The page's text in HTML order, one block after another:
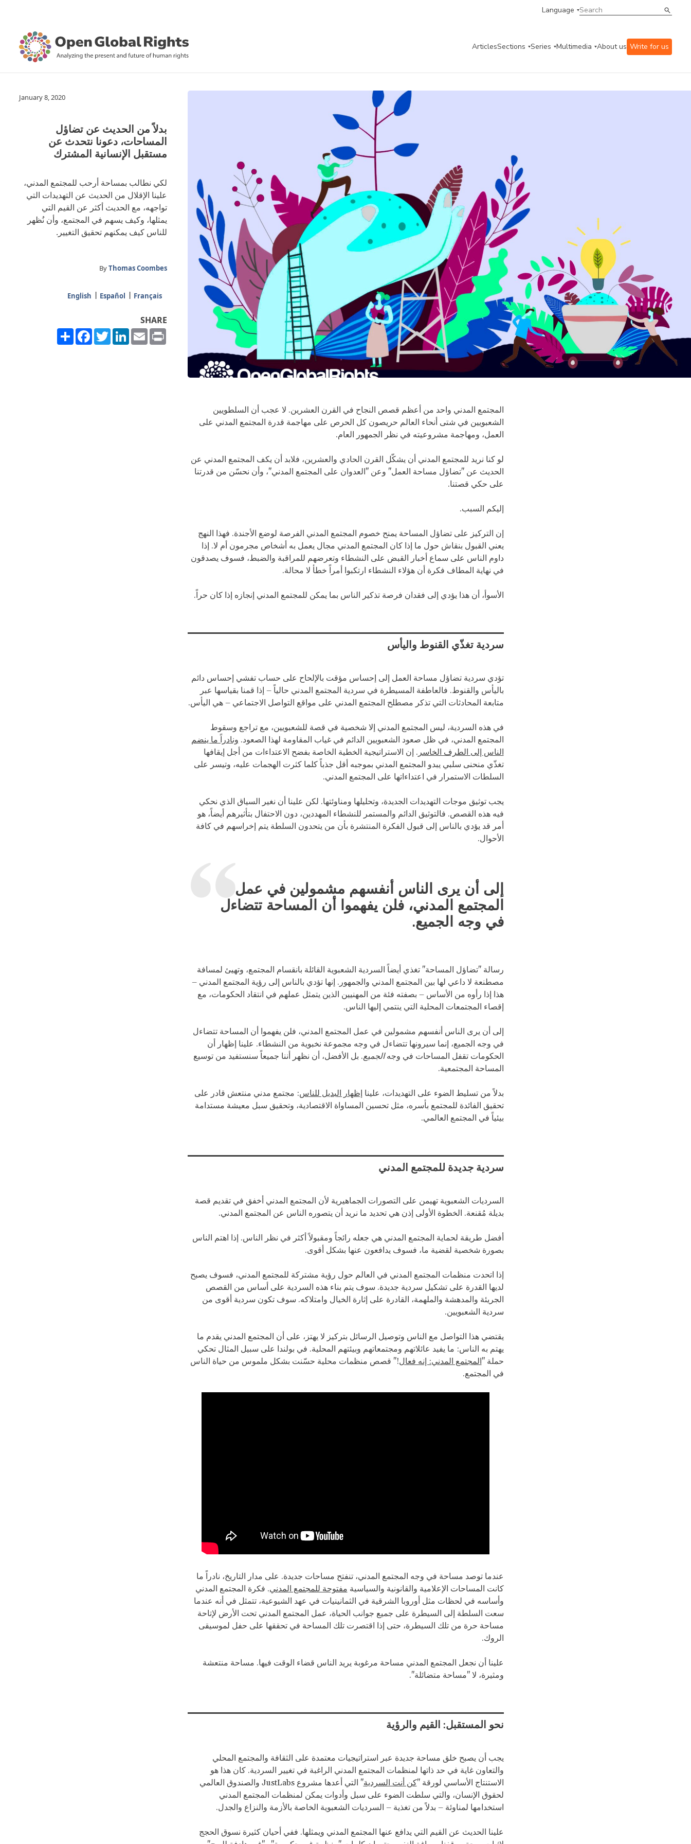
Language
ArticlesSections Series Multimedia About us Write for us
January 8, 2020
بدلاً من الحديث عن تضاؤل
المساحات، دعونا نتحدث عن
مستقبل الإنسانية المشترك
لكي نطالب بمساحة أرحب للمجتمع المدني،
علينا الإقلال من الحديث عن التهديدات التي
تواجهه، مع الحديث أكثر عن القيم التي
يمثلها، وكيف يسهم في المجتمع، وأن نُظهر
للناس كيف يمكنهم تحقيق التغيير.
ByThomas Coombes
English Español Français
SHARE
Share
FacebookTwitterLinkedInEmailPrint
المجتمع المدني واحد من أعظم قصص النجاح في القرن العشرين. لا عجب أن السلطويين
الشعبويين في شتى أنحاء العالم حريصون كل الحرص على مهاجمة قدرة المجتمع المدني على
العمل، ومهاجمة مشروعيته في نظر الجمهور العام.
لو كنا نريد للمجتمع المدني أن يشكّل القرن الحادي والعشرين، فلابد أن يكف المجتمع المدني عن
الحديث عن "تضاؤل مساحة العمل" وعن "العدوان على المجتمع المدني"، وأن نحسّن من قدرتنا
على حكي قصتنا.
إليكم السبب.
إن التركيز على تضاؤل المساحة يمنح خصوم المجتمع المدني الفرصة لوضع الأجندة. فهذا النهج
يعني القبول بنقاش حول ما إذا كان المجتمع المدني مجال يعمل به أشخاص مجرمون أم لا. إذا
داوم الناس على سماع أخبار القبض على النشطاء وتعرضهم للمراقبة والضبط، فسوف يصدقون
في نهاية المطاف فكرة أن هؤلاء النشطاء ارتكبوا أمراً خطأ لا محالة.
الأسوأ، أن هذا يؤدي إلى فقدان فرصة تذكير الناس بما يمكن للمجتمع المدني إنجازه إذا كان حراً.
سردية تغذّي القنوط واليأس
تؤدي سردية تضاؤل مساحة العمل إلى إحساس مؤقت بالإلحاح على حساب تفشي إحساس دائم
باليأس والقنوط. فالعاطفة المسيطرة في سردية المجتمع المدني حالياً – إذا قمنا بقياسها عبر
متابعة المحادثات التي تذكر مصطلح المجتمع المدني على مواقع التواصل الاجتماعي – هي اليأس.
في هذه السردية، ليس المجتمع المدني إلا شخصية في قصة للشعبويين، مع تراجع وسقوط
المجتمع المدني، في ظل صعود الشعبويين الدائم في غياب المقاومة لهذا الصعود. ونادراً ما ينضم
الناس إلى الطرف الخاسر . إن الاستراتيجية الخطية الخاصة بفضح الاعتداءات من أجل إيقافها
تغذّي منحنى سلبي يبدو المجتمع المدني بموجبه أقل جذباً كلما كثرت الهجمات عليه، وتيسر على
السلطات الاستمرار في اعتداءاتها على المجتمع المدني.
يجب توثيق موجات التهديدات الجديدة، وتحليلها ومناوئتها. لكن علينا أن نغير السياق الذي نحكي
فيه هذه القصص. فالتوثيق الدائم والمستمر للنشطاء المهددين، دون الاحتفال بتأثيرهم أيضاً، هو
أمر قد يؤدي بالناس إلى قبول الفكرة المنتشرة بأن من يتحدون السلطة يتم إخراسهم في كافة
الأحوال.
إلى أن يرى الناس أنفسهم مشمولين في عمل
المجتمع المدني، فلن يفهموا أن المساحة تتضاءل
في وجه الجميع.
رسالة "تضاؤل المساحة" تغذي أيضاً السردية الشعبوية القائلة بانقسام المجتمع، وتهيئ لمسافة
مصطنعة لا داعي لها بين المجتمع المدني والجمهور. إنها تؤدي بالناس إلى رؤية المجتمع المدني –
هذا إذا رأوه من الأساس – بصفته فئة من المهنيين الذين يتمثل عملهم في انتقاد الحكومات، مع
إقصاء المجتمعات المحلية التي ينتمي إليها الناس.
إلى أن يرى الناس أنفسهم مشمولين في عمل المجتمع المدني، فلن يفهموا أن المساحة تتضاءل
في وجه الجميع، إنما سيرونها تتضاءل في وجه مجموعة نخبوية من النشطاء. علينا إظهار أن
الحكومات تقفل المساحات في وجهالجميع. بل الأفضل، أن نظهر أننا جميعاً سنستفيد من توسيع
المساحة المجتمعية.
بدلاً من تسليط الضوء على التهديدات، عليناإظهار البديل للناس: مجتمع مدني منتعش قادر على
تحقيق الفائدة للمجتمع بأسره، مثل تحسين المساواة الاقتصادية، وتحقيق سبل معيشة مستدامة
بيئياً في المجتمع العالمي.
سردية جديدة للمجتمع المدني
السرديات الشعبوية تهيمن على التصورات الجماهيرية لأن المجتمع المدني أخفق في تقديم قصة
بديلة مُقنعة. الخطوة الأولى إذن هي تحديد ما نريد أن يتصوره الناس عن المجتمع المدني.
أفضل طريقة لحماية المجتمع المدني هي جعله رائجاً ومقبولاً أكثر في نظر الناس. إذا اهتم الناس
بصورة شخصية لقضية ما، فسوف يدافعون عنها بشكل أقوى.
إذا اتحدت منظمات المجتمع المدني في العالم حول رؤية مشتركة للمجتمع المدني، فسوف يصبح
لديها القدرة على تشكيل سردية جديدة. سوف يتم بناء هذه السردية على أساس من القصص
الجريئة والمدهشة والملهمة، القادرة على إثارة الخيال وامتلاكه. سوف تكون سردية أقوى من
سردية الشعبويين.
يقتضي هذا التواصل مع الناس وتوصيل الرسائل بتركيز لا يهتز، على أن المجتمع المدني يقدم ما
يهتم به الناس: ما يفيد عائلاتهم ومجتمعاتهم وبيئتهم المحلية. في بولندا على سبيل المثال تحكي
حملة "المجتمع المدني: إنه فعال!" قصص منظمات محلية حسّنت بشكل ملموس من حياة الناس
في المجتمع.
عندما توصد مساحة في وجه المجتمع المدني، تنفتح مساحات جديدة. على مدار التاريخ، نادراً ما
كانت المساحات الإعلامية والقانونية والسياسية مفتوحة للمجتمع المدني. فكرة المجتمع المدني
وأساسه في لحظات مثل أوروبا الشرقية في الثمانينيات في عهد الشيوعية، تتمثل في أنه عندما
سعت السلطة إلى السيطرة على جميع جوانب الحياة، عمل المجتمع المدني تحت الأرض لإتاحة
مساحة حرة من تلك السيطرة، حتى إذا اقتصرت تلك المساحة في تحققها على حفل لموسيقى
الروك.
علينا أن نجعل المجتمع المدني مساحة مرغوبة يريد الناس قضاء الوقت فيها. مساحة منتعشة
ومثيرة، لا "مساحة متضائلة".
نحو المستقبل: القيم والرؤية
يجب أن يصبح خلق مساحة جديدة عبر استراتيجيات معتمدة على الثقافة والمجتمع المحلي
والتعاون غاية في حد ذاتها لمنظمات المجتمع المدني الراغبة في تغيير السردية. كان هذا هو
الاستنتاج الأساسي لورقة "كن أنت السردية" التي أعدها مشروعJustLabs والصندوق العالمي
لحقوق الإنسان، والتي سلطت الضوء على سبل وأدوات يمكن لمنظمات المجتمع المدني
استخدامها لمناوئة – بدلاً من تغذية – السرديات الشعبوية الخاصة بالأزمة والنزاع والجدل.
علينا الحديث عن القيم التي يدافع عنها المجتمع المدني ويمثلها. ففي أحيان كثيرة نسوق الحجج